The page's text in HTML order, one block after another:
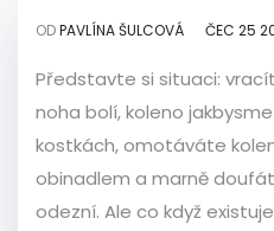
ODPAVLÍNA ŠULCOVÁ ČEC 25
Představte si situaci:
noha bolí, koleno
kostkách, omotáváte
obinadlem a marně
odezní. Ale co když